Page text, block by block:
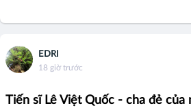
EDRI
18 giờ trước
Tiến sĩ Lê Việt Quốc - cha đẻ của